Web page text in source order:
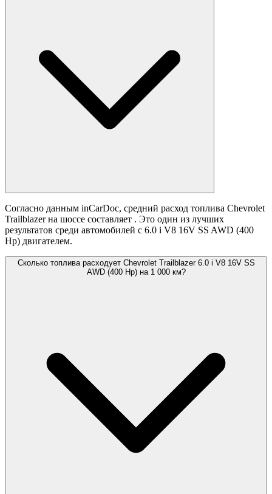
Согласно данным inCarDoc, средний расход топлива Chevrolet
Trailblazer на шоссе составляет . Это один из лучших
результатов среди автомобилей с 6.0 i V8 16V SS AWD (400
Hp) двигателем.
Сколько топлива расходует Chevrolet Trailblazer 6.0 i V8 16V SS
AWD (400 Hp) на 1 000 км?